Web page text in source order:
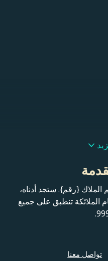
{رقم}. ستجد أدناه،
الملائكة تنطبق على جميع
تواصل معنا